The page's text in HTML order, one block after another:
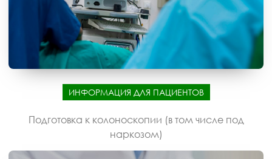
ИНФОРМАЦИЯ ДЛЯ ПАЦИЕНТОВ
Подготовка к колоноскопии (в том числе под
наркозом)